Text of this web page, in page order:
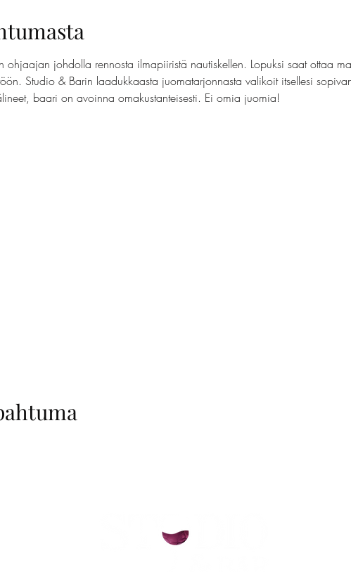
ohjaajan johdolla rennosta ilmapiiristä nautiskellen. Lopuksi saat ottaa
Studio & Barin laadukkaasta juomatarjonnasta valikoit itsellesi
baari on avoinna omakustanteisesti. Ei omia juomia!